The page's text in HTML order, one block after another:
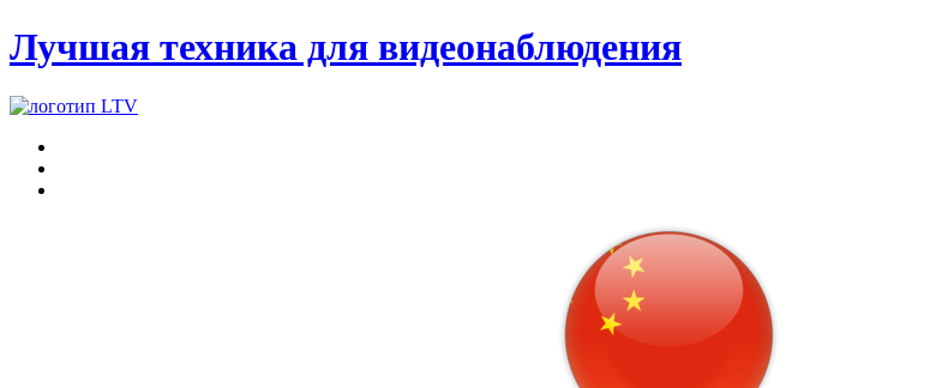
Лучшая техника для видеонаблюдения